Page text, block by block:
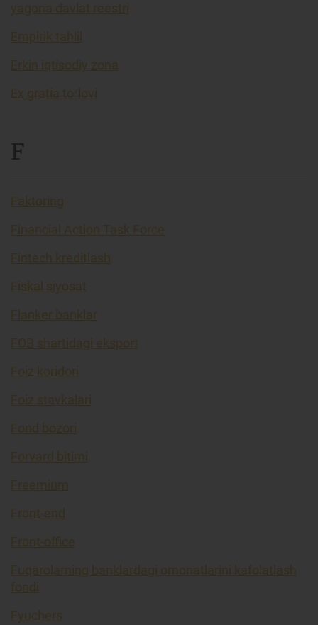
yagona davlat reestri
Empirik tahlil
Erkin iqtisodiy zona
Ex gratia toʻlovi
F
Faktoring
Financial Action Task Force
Fintech kreditlash
Fiskal siyosat
Flanker banklar
FOB shartidagi eksport
Foiz koridori
Foiz stavkalari
Fond bozori
Forvard bitimi
Freemium
Front-end
Front-office
Fuqarolarning banklardagi omonatlarini kafolatlash
fondi
Fyuchers